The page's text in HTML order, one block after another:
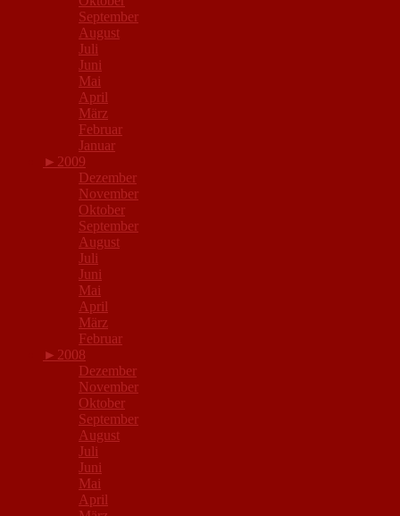
September
August
Juli
Juni
Mai
April
März
Februar
Januar
► 2009
Dezember
November
Oktober
September
August
Juli
Juni
Mai
April
März
Februar
► 2008
Dezember
November
Oktober
September
August
Juli
Juni
Mai
April